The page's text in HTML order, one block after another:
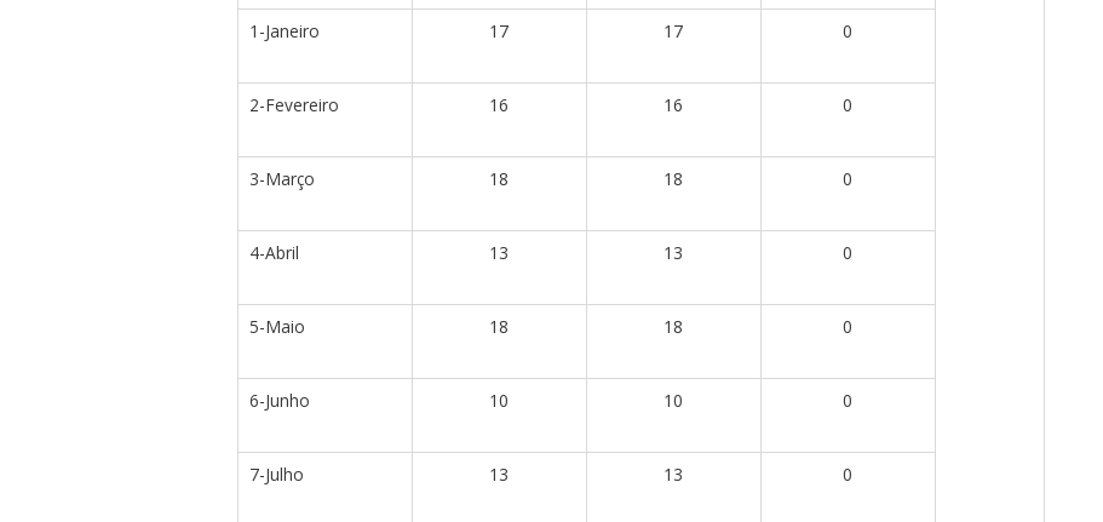
1-Janeiro
17 17 0
2-Fevereiro 16 16 0
3-Março 18 18 0
4-Abril 13 13 0
5-Maio 18 18 0
6-Junho 10 10 0
7-Julho 13 13 0